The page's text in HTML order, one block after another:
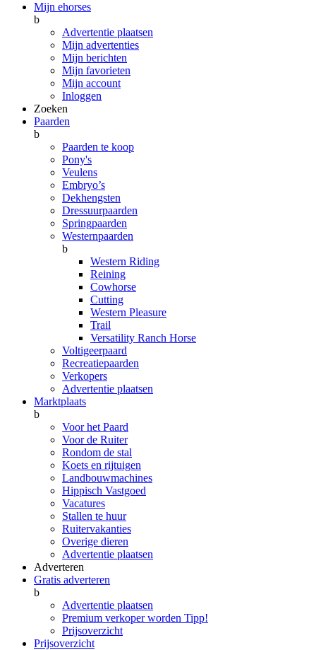
Mijn ehorses
b
Advertentie plaatsen
Mijn advertenties
Mijn berichten
Mijn favorieten
Mijn account
Inloggen
Zoeken
Paarden
b
Paarden te koop
Pony's
Veulens
Embryo’s
Dekhengsten
Dressuurpaarden
Springpaarden
Westernpaarden
b
Western Riding
Reining
Cowhorse
Cutting
Western Pleasure
Trail
Versatility Ranch Horse
Voltigeerpaard
Recreatiepaarden
Verkopers
Advertentie plaatsen
Marktplaats
b
Voor het Paard
Voor de Ruiter
Rondom de stal
Koets en rijtuigen
Landbouwmachines
Hippisch Vastgoed
Vacatures
Stallen te huur
Ruitervakanties
Overige dieren
Advertentie plaatsen
Adverteren
Gratis adverteren
b
Advertentie plaatsen
Premium verkoper worden Tipp!
Prijsoverzicht
Prijsoverzicht